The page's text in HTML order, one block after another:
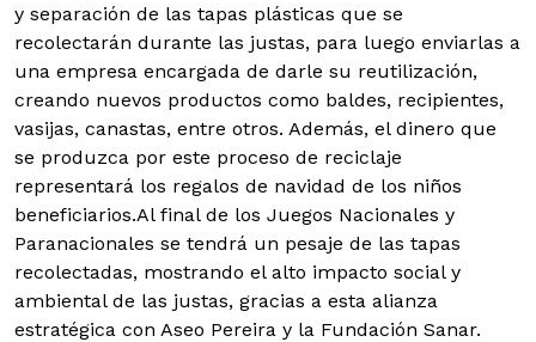
y separación de las tapas plásticas que se
recolectarán durante las justas, para luego enviarlas a
una empresa encargada de darle su reutilización,
creando nuevos productos como baldes, recipientes,
vasijas, canastas, entre otros. Además, el dinero que
se produzca por este proceso de reciclaje
representará los regalos de navidad de los niños
beneficiarios.Al final de los Juegos Nacionales y
Paranacionales se tendrá un pesaje de las tapas
recolectadas, mostrando el alto impacto social y
ambiental de las justas, gracias a esta alianza
estratégica con Aseo Pereira y la Fundación Sanar.